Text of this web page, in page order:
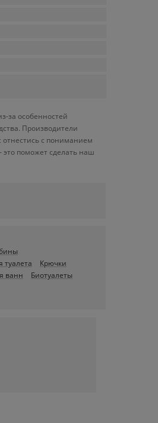
за особенностей
Производители
отнестись с пониманием
поможет сделать наш
туалета
Крючки
ванн
Биотуалеты